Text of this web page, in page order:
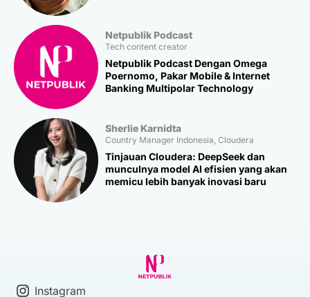
Netpublik Podcast
Tech content creator
Netpublik Podcast Dengan Omega
Poernomo, Pakar Mobile & Internet
Banking Multipolar Technology
Sherlie Karnidta
Country Manager Indonesia, Cloudera
Tinjauan Cloudera: DeepSeek dan
munculnya model AI efisien yang akan
memicu lebih banyak inovasi baru
Instagram